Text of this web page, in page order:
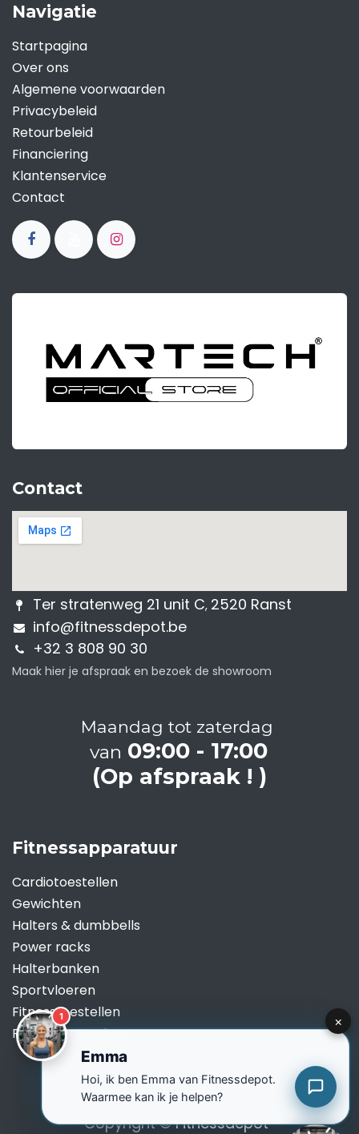
Navigatie
Startpagina
Over ons
Algemene voorwaarden
Privacybeleid
Retourbeleid
Financiering
Klantenservice
Contact
Contact
Ter stratenweg 21 unit C, 2520 Ranst
info@fitnessdepot.be
+32 3 808 90 30
Maak hier je afspraak en bezoek de showroom
Maandag tot zaterdag
van 09:00 - 17:00
(Op afspraak ! )
Fitnessapparatuur
Cardiotoestellen
Gewichten
Halters & dumbbells
Power racks
Halterbanken
Sportvloeren
Fitnesstoestellen
Renting & Leasing
Copyright ©Fitnessdepot